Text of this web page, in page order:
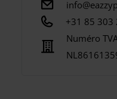
‎+31 85 303
Numéro